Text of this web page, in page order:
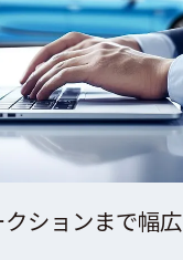
ションまで幅